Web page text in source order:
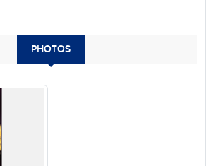
PHOTOS